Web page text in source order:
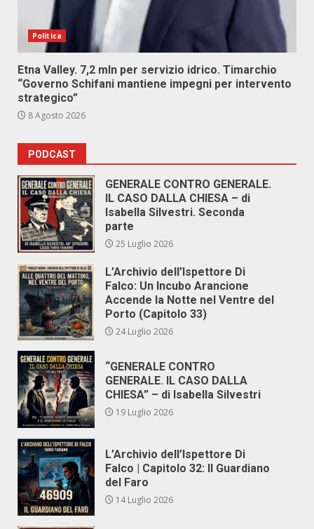
Politica
Etna Valley. 7,2 mln per servizio idrico. Timarchio
“Governo Schifani mantiene impegni per intervento
strategico”
8 Agosto 2026
PODCAST
GENERALE CONTRO GENERALE.
IL CASO DALLA CHIESA – di
Isabella Silvestri. Seconda
parte
25 Luglio 2026
L’Archivio dell’Ispettore Di
Falco: Un Incubo Arancione
Accende la Notte nel Ventre del
Porto (Capitolo 33)
24 Luglio 2026
“GENERALE CONTRO
GENERALE. IL CASO DALLA
CHIESA” – di Isabella Silvestri
19 Luglio 2026
L’Archivio dell’Ispettore Di
Falco | Capitolo 32: Il Guardiano
del Faro
14 Luglio 2026